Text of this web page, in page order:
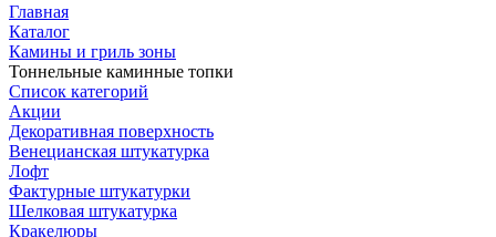
Главная
Каталог
Камины и гриль зоны
Тоннельные каминные топки
Список категорий
Акции
Декоративная поверхность
Венецианская штукатурка
Лофт
Фактурные штукатурки
Шелковая штукатурка
Кракелюры